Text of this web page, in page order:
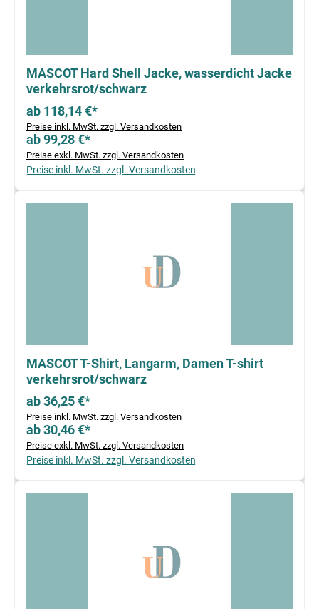
MASCOT Hard Shell Jacke, wasserdicht Jacke
verkehrsrot/schwarz
ab 118,14 €*
Preise inkl. MwSt. zzgl. Versandkosten
ab 99,28 €*
Preise exkl. MwSt. zzgl. Versandkosten
Preise inkl. MwSt. zzgl. Versandkosten
MASCOT T-Shirt, Langarm, Damen T-shirt
verkehrsrot/schwarz
ab 36,25 €*
Preise inkl. MwSt. zzgl. Versandkosten
ab 30,46 €*
Preise exkl. MwSt. zzgl. Versandkosten
Preise inkl. MwSt. zzgl. Versandkosten